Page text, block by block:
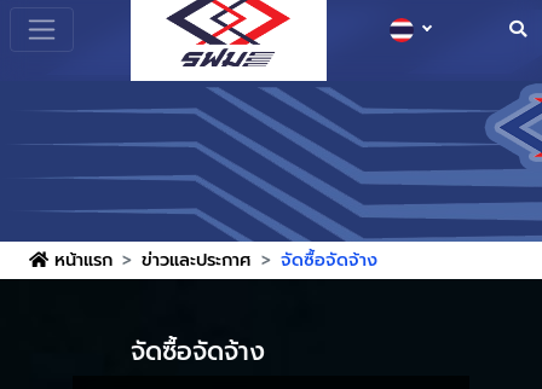
หน้าแรก ข่าวและประกาศ จัดซื้อจัดจ้าง
จัดซื้อจัดจ้าง